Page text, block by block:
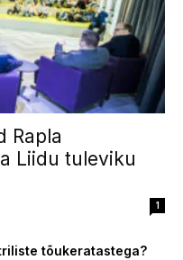
Rapla
Liidu tuleviku
1
tõukeratastega?